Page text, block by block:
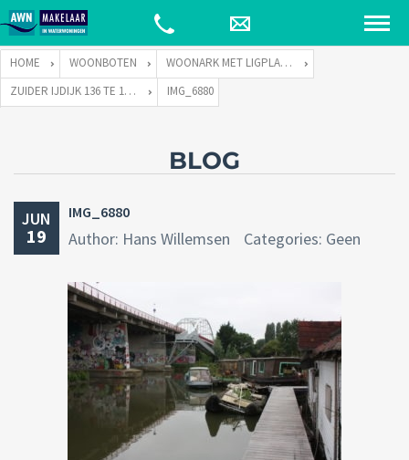
HOME WOONBOTEN
WOONARK MET LIGPLAATS
ZUIDER IJDIJK 136 TE 1095 KN AMSTERDAM
IMG_6880
BLOG
JUN
19
IMG_6880
Author: Hans Willemsen Categories: Geen